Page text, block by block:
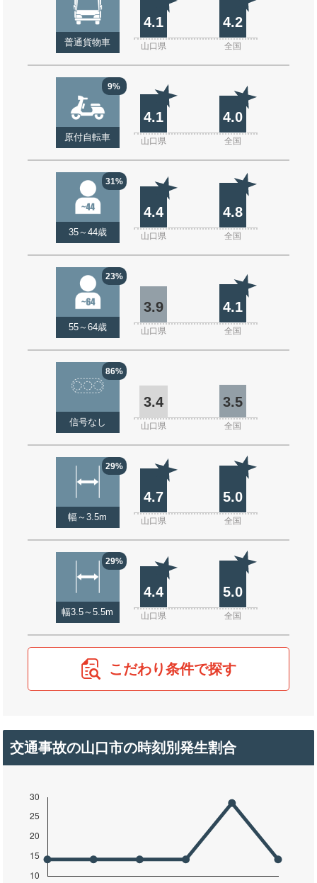
普通貨物車
4.1 4.2
山口県 全国
9%
原付自転車
4.1 4.0
山口県 全国
31%
35～44歳
4.4 4.8
山口県 全国
23%
55～64歳
3.9 4.1
山口県 全国
86%
信号なし
3.4 3.5
山口県 全国
29%
幅～3.5m
4.7 5.0
山口県 全国
29%
幅3.5～5.5m
4.4 5.0
山口県 全国
こだわり条件で探す
交通事故の山口市の時刻別発生割合